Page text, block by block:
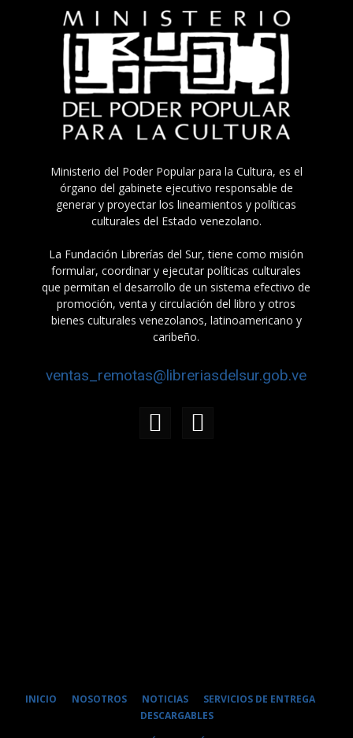
Ministerio del Poder Popular para la Cultura, es el
órgano del gabinete ejecutivo responsable de
generar y proyectar los lineamientos y políticas
culturales del Estado venezolano.
La Fundación Librerías del Sur, tiene como misión
formular, coordinar y ejecutar políticas culturales
que permitan el desarrollo de un sistema efectivo de
promoción, venta y circulación del libro y otros
bienes culturales venezolanos, latinoamericano y
caribeño.
ventas_remotas@libreriasdelsur.gob.ve
INICIO NOSOTROS NOTICIAS
SERVICIOS DE ENTREGA
DESCARGABLES